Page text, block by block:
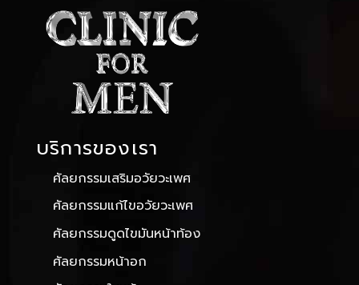
บริการของเรา
ศัลยกรรมเสริมอวัยวะเพศ
ศัลยกรรมแก้ไขอวัยวะเพศ
ศัลยกรรมดูดไขมันหน้าท้อง
ศัลยกรรมหน้าอก